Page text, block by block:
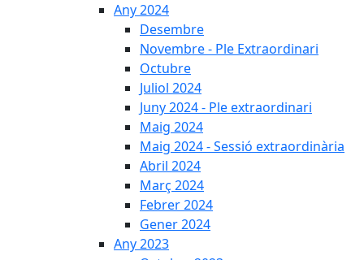
Any 2024
Desembre
Novembre - Ple Extraordinari
Octubre
Juliol 2024
Juny 2024 - Ple extraordinari
Maig 2024
Maig 2024 - Sessió extraordinària
Abril 2024
Març 2024
Febrer 2024
Gener 2024
Any 2023